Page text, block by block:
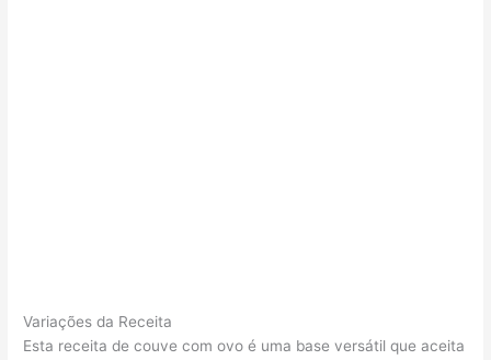
Variações da Receita
Esta receita de couve com ovo é uma base versátil que aceita